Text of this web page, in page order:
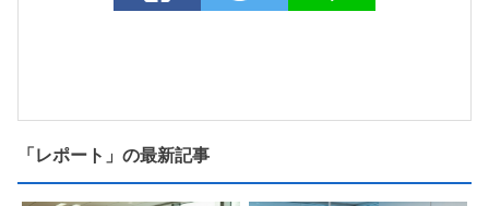
「レポート」の最新記事